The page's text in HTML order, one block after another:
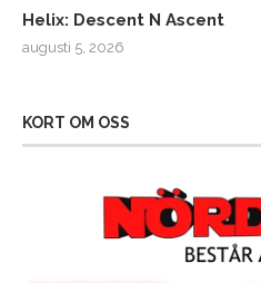
Helix: Descent N Ascent
augusti 5, 2026
KORT OM OSS